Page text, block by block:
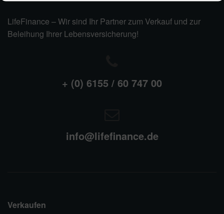
LifeFinance – Wir sind Ihr Partner zum Verkauf und zur
Beleihung Ihrer Lebensversicherung!
+ (0) 6155 / 60 747 00
info@lifefinance.de
Verkaufen